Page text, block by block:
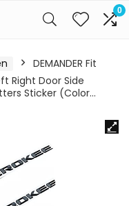
0
DEMANDER Fit
Right Door Side
Sticker (Color…